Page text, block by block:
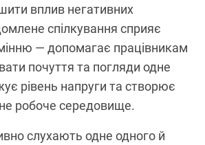
вплив негативних
спілкування сприяє
— допомагає працівникам
почуття та погляди одне
рівень напруги та створює
робоче середовище.
слухають одне одного й